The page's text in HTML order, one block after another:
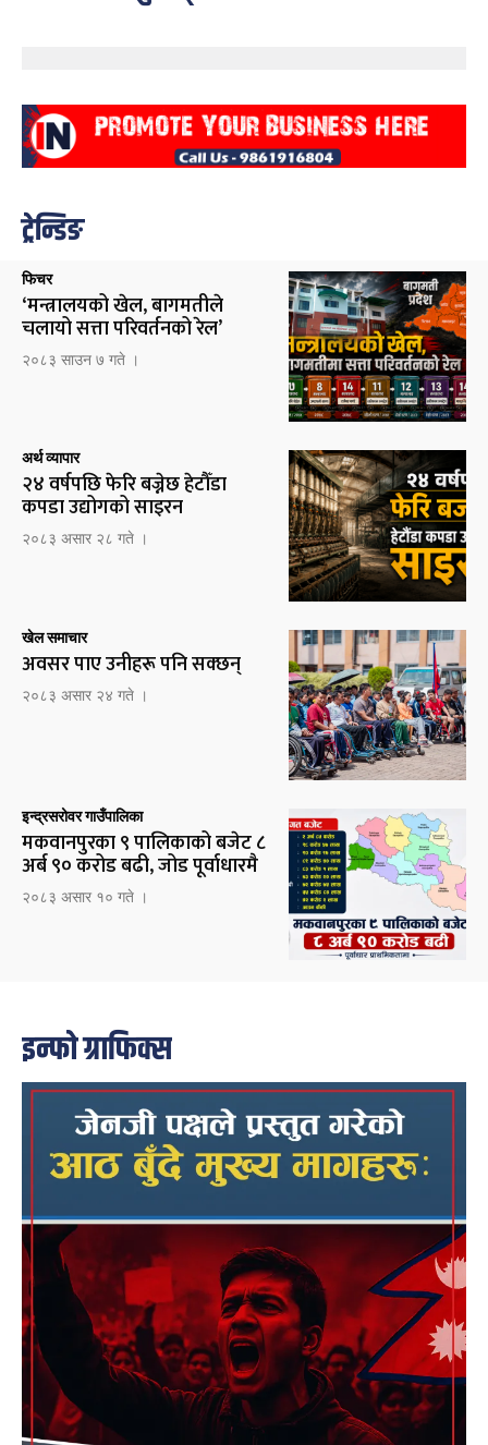
ट्रेन्डिङ
फिचर
‘मन्त्रालयको खेल, बागमतीले
चलायो सत्ता परिवर्तनको रेल’
२०८३ साउन ७ गते ।
अर्थ व्यापार
२४ वर्षपछि फेरि बज्नेछ हेटौँडा
कपडा उद्योगको साइरन
२०८३ असार २८ गते ।
खेल समाचार
अवसर पाए उनीहरू पनि सक्छन्
२०८३ असार २४ गते ।
इन्द्रसरोवर गाउँपालिका
मकवानपुरका ९ पालिकाको बजेट ८
अर्ब ९० करोड बढी, जोड पूर्वाधारमै
२०८३ असार १० गते ।
इन्फो ग्राफिक्स